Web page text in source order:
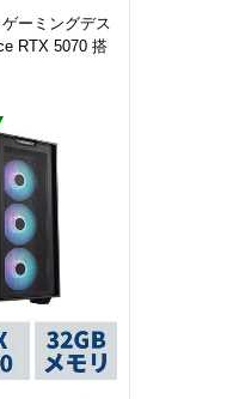
ーミングデス
RTX 5070 搭